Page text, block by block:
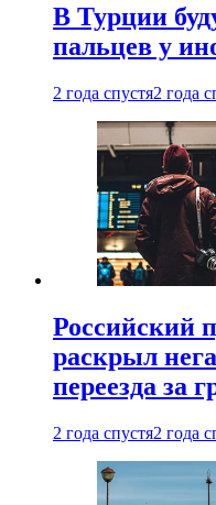
В Турции
пальцев у
2 года спустя2 года
Российский
раскрыл
переезда за
2 года спустя2 года